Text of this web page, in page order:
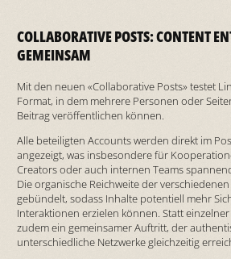
COLLABORATIVE POSTS: CONTENT
GEMEINSAM
Mit den neuen «Collaborative Posts» testet
Format, in dem mehrere Personen oder
Beitrag veröffentlichen können.
Alle beteiligten Accounts werden direkt im
angezeigt, was insbesondere für
Creators oder auch internen Teams
Die organische Reichweite der
gebündelt, sodass Inhalte potentiell mehr
Interaktionen erzielen können. Statt
zudem ein gemeinsamer Auftritt, der
unterschiedliche Netzwerke gleichzeitig